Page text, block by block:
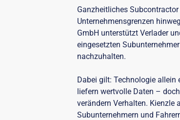
Ganzheitliches
Unternehmensgrenzen
GmbH unterstützt Verlader
eingesetzten
nachzuhalten.
Dabei gilt: Technologie allein
liefern wertvolle Daten –
verändern Verhalten. Kienzle
Subunternehmern und